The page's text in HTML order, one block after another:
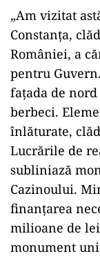
„Am vizitat
Constanţa,
României, a
pentru
faţada de
berbeci.
înlăturate,
Lucrările de
subliniază
Cazinoului.
finanţarea
milioane de
monument